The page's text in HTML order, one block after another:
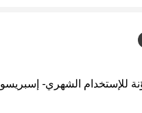
للإستخدام الشهري - إسبريسو